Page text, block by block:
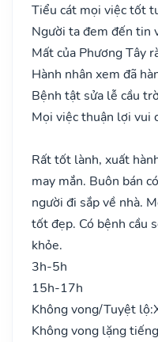
Tiểu cát mọi việc tốt
Người ta đem đến tin
Mất của Phương Tây
Hành nhân xem đã
Bệnh tật sửa lễ cầu
Mọi việc thuận lợi vui
Rất tốt lành, xuất
may mắn. Buôn bán
người đi sắp về nhà.
tốt đẹp. Có bệnh cầu
khỏe.
3h-5h
15h-17h
Không vong/Tuyệt lộ:
Không vong lặng